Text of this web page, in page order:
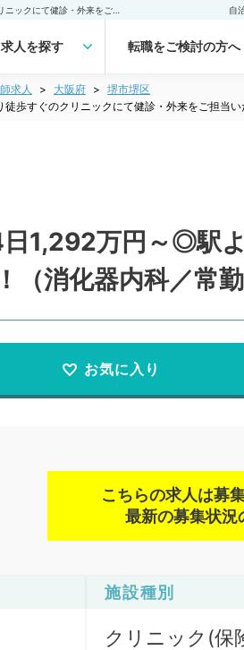
自
求人を探す 転職をご検討の方へ
求人 大阪府
堺市堺区
歩すぐのクリニックにて健診・外来をご担当い
日1,292万円～◎駅
消化器内科／常勤
お気に入り
こちらの求人は募
最新の募集状況
施設種別
クリニック(保